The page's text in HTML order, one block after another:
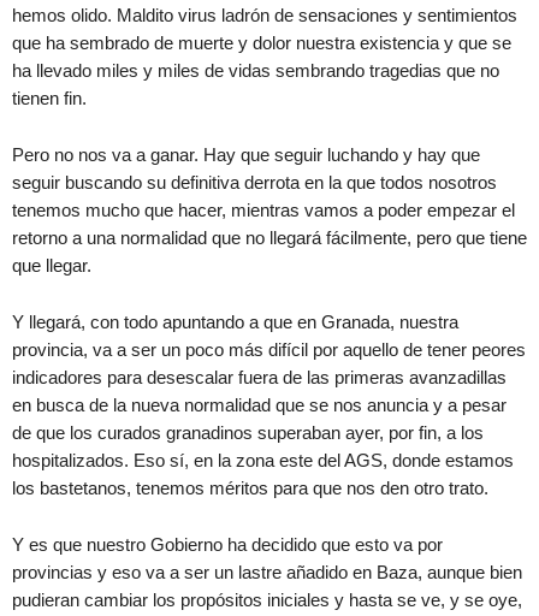
hemos olido. Maldito virus ladrón de sensaciones y sentimientos
que ha sembrado de muerte y dolor nuestra existencia y que se
ha llevado miles y miles de vidas sembrando tragedias que no
tienen fin.
Pero no nos va a ganar. Hay que seguir luchando y hay que
seguir buscando su definitiva derrota en la que todos nosotros
tenemos mucho que hacer, mientras vamos a poder empezar el
retorno a una normalidad que no llegará fácilmente, pero que tiene
que llegar.
Y llegará, con todo apuntando a que en Granada, nuestra
provincia, va a ser un poco más difícil por aquello de tener peores
indicadores para desescalar fuera de las primeras avanzadillas
en busca de la nueva normalidad que se nos anuncia y a pesar
de que los curados granadinos superaban ayer, por fin, a los
hospitalizados. Eso sí, en la zona este del AGS, donde estamos
los bastetanos, tenemos méritos para que nos den otro trato.
Y es que nuestro Gobierno ha decidido que esto va por
provincias y eso va a ser un lastre añadido en Baza, aunque bien
pudieran cambiar los propósitos iniciales y hasta se ve, y se oye,